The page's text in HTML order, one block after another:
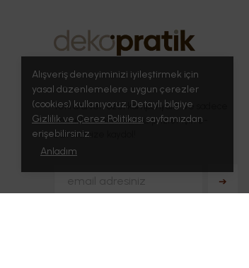
Alışveriş deneyiminizi iyileştirmek için
yasal düzenlemelere uygun çerezler
(cookies) kullanıyoruz. Detaylı bilgiye
Gizlilik ve Çerez Politikası sayfamızdan
erişebilirsiniz.
Anladım
Yeni ürünler, özel kampanyalar ve sadece
abonelere özel tatlı sürprizler için e-
bültenimize kaydol!
➔